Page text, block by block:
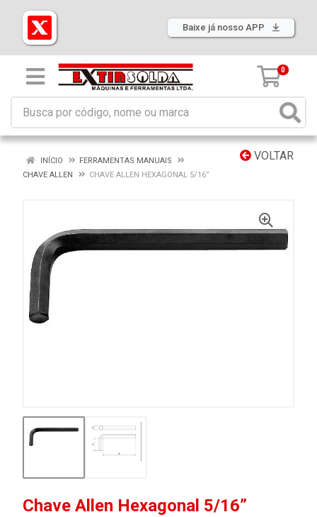
Baixe já nosso APP
0
VOLTAR
INÍCIO
FERRAMENTAS MANUAIS
CHAVE ALLEN
CHAVE ALLEN HEXAGONAL 5/16”
Chave Allen Hexagonal 5/16”